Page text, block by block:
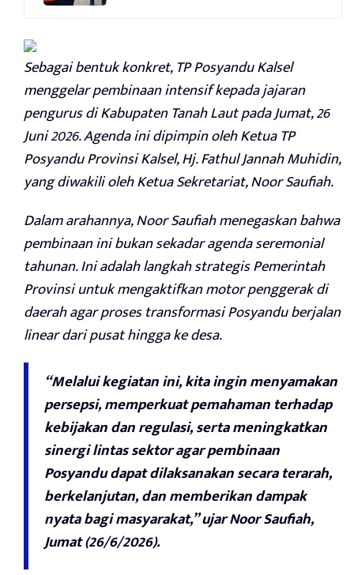
Sebagai bentuk konkret, TP Posyandu Kalsel
menggelar pembinaan intensif kepada jajaran
pengurus di Kabupaten Tanah Laut pada Jumat, 26
Juni 2026. Agenda ini dipimpin oleh Ketua TP
Posyandu Provinsi Kalsel, Hj. Fathul Jannah Muhidin,
yang diwakili oleh Ketua Sekretariat, Noor Saufiah.
Dalam arahannya, Noor Saufiah menegaskan bahwa
pembinaan ini bukan sekadar agenda seremonial
tahunan. Ini adalah langkah strategis Pemerintah
Provinsi untuk mengaktifkan motor penggerak di
daerah agar proses transformasi Posyandu berjalan
linear dari pusat hingga ke desa.
“Melalui kegiatan ini, kita ingin menyamakan
persepsi, memperkuat pemahaman terhadap
kebijakan dan regulasi, serta meningkatkan
sinergi lintas sektor agar pembinaan
Posyandu dapat dilaksanakan secara terarah,
berkelanjutan, dan memberikan dampak
nyata bagi masyarakat,” ujar Noor Saufiah,
Jumat (26/6/2026).